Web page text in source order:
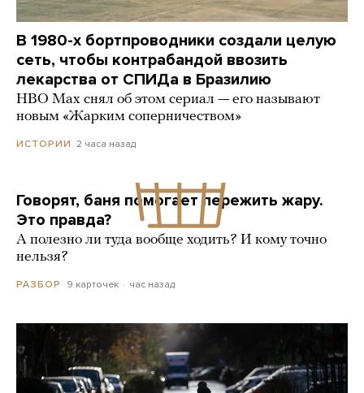
В 1980-х бортпроводники создали целую
сеть, чтобы контрабандой ввозить
лекарства от СПИДа в Бразилию
HBO Max снял об этом сериал — его называют
новым «Жарким соперничеством»
ИСТОРИИ 2 часа назад
Говорят, баня помогает пережить жару.
Это правда?
А полезно ли туда вообще ходить? И кому точно
нельзя?
РАЗБОР 9 карточек час назад